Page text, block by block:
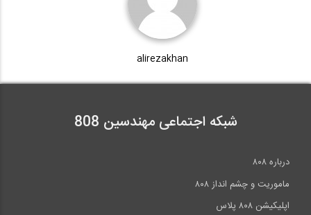
مستند فعالیت های تیم 808
alirezakhan
شبکه اجتماعی مهندسین 808
درباره ۸۰۸
ماموریت و چشم انداز ۸۰۸
اپلیکیشن ۸۰۸ پلاس